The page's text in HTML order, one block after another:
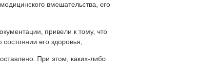
вмешательства, его
привели к тому, что
его здоровья;
При этом, каких-либо